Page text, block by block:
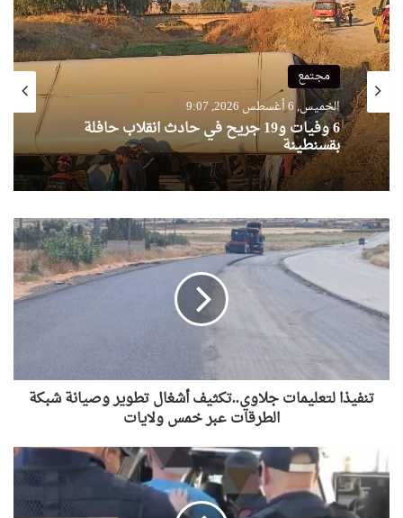
مجتمع
الخميس, 6 أغسطس 2026, 9:07
6 وفيات و19 جريح في حادث انقلاب حافلة
بقسنطينة
تنفيذا
لتعليمات
جلاوي..تكثيف
تطوير
وصيانة
شبكة
عبر
خمس
تنفيذا لتعليمات جلاوي..تكثيف أشغال تطوير وصيانة شبكة
الطرقات عبر خمس ولايات
شرطة
وهران:
توقيف